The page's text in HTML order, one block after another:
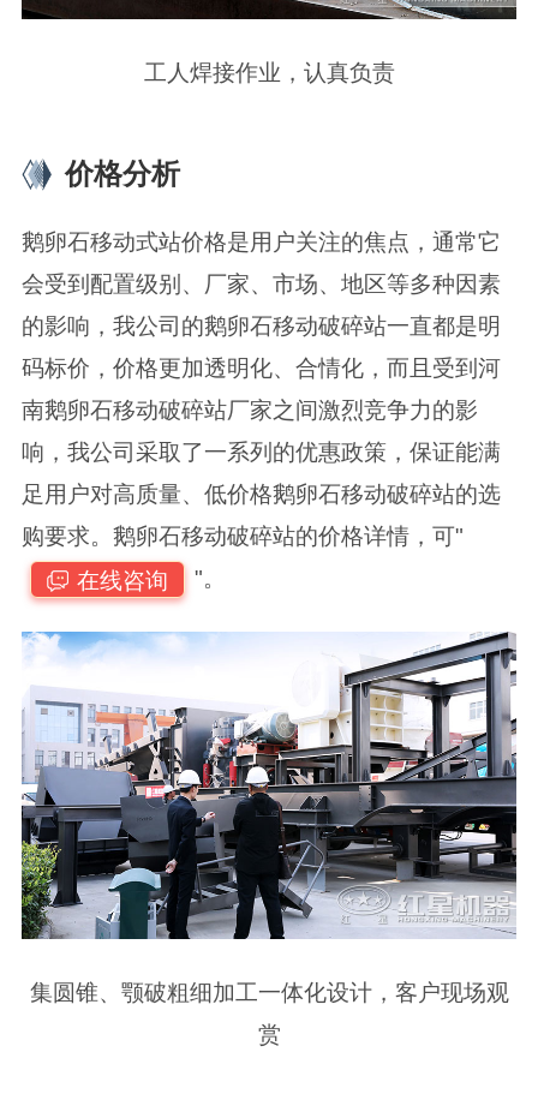
工人焊接作业，认真负责
价格分析
鹅卵石移动式站价格是用户关注的焦点，通常它
会受到配置级别、厂家、市场、地区等多种因素
的影响，我公司的鹅卵石移动破碎站一直都是明
码标价，价格更加透明化、合情化，而且受到河
南鹅卵石移动破碎站厂家之间激烈竞争力的影
响，我公司采取了一系列的优惠政策，保证能满
足用户对高质量、低价格鹅卵石移动破碎站的选
购要求。鹅卵石移动破碎站的价格详情，可"
在线咨询
"。
集圆锥、颚破粗细加工一体化设计，客户现场观
赏